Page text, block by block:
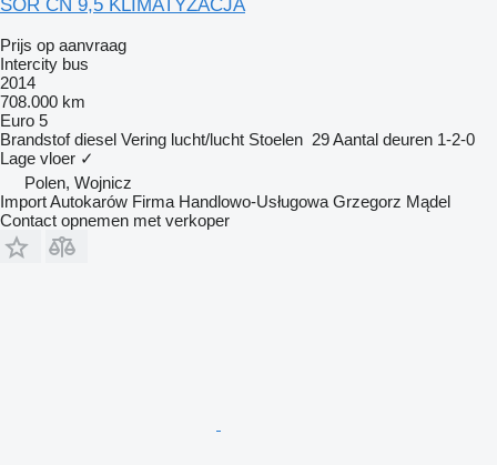
SOR CN 9,5 KLIMATYZACJA
Prijs op aanvraag
Intercity bus
2014
708.000 km
Euro 5
Brandstof diesel Vering lucht/lucht Stoelen 29Aantal deuren 1-2-0
Lage vloer ✓
Polen, Wojnicz
Import Autokarów Firma Handlowo-Usługowa Grzegorz Mądel
Contact opnemen met verkoper